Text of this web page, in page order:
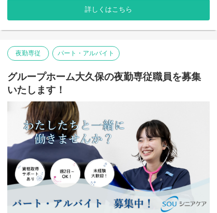
体制の強化が求められています。
入居者様の尊厳を大切にし、穏やかに過ごせる夜間環境を支える
ため、夜勤専従スタッフを募集いたします。
り、長く活躍できる職場を目指しています。
地域社会への貢献と、質の高いサービス提供体制の構築に向け
【役割】
住宅型有料老人ホームにおける夜間帯の生活支援・見守り業務を
入居者様が安心して夜間を過ごせるよう、巡視・介助・緊急時対
応を中心にサポートする重要な役割です。
【主な業務内容】
・夜間の巡視・安否確認
・就寝前後の生活支援（排泄介助・移乗介助・服薬の声かけな
ど）
・夜間帯の排泄介助・コール対応
・必要に応じた体位変換・見守り
・夜間の状態・介助内容の記録業務
・緊急時の初期対応および管理者への報告
・朝の起床介助、整容のサポート
詳しくはこちら
夜勤専従 パート・アルバイト
グループホーム大久保の夜勤専従職員を募集
いたします！